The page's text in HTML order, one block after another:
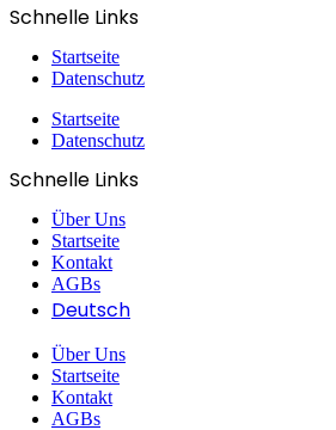
Schnelle Links
Startseite
Datenschutz
Startseite
Datenschutz
Schnelle Links
Über Uns
Startseite
Kontakt
AGBs
Deutsch
Über Uns
Startseite
Kontakt
AGBs